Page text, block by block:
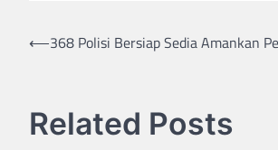
Post
⟵368 Polisi Bersiap Sedia Amankan
Related Posts